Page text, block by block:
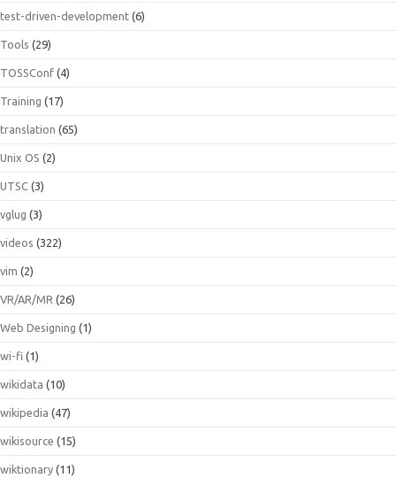
test-driven-development (6)
Tools (29)
TOSSConf (4)
Training (17)
translation (65)
Unix OS (2)
UTSC (3)
vglug (3)
videos (322)
vim (2)
VR/AR/MR (26)
Web Designing (1)
wi-fi (1)
wikidata (10)
wikipedia (47)
wikisource (15)
wiktionary (11)